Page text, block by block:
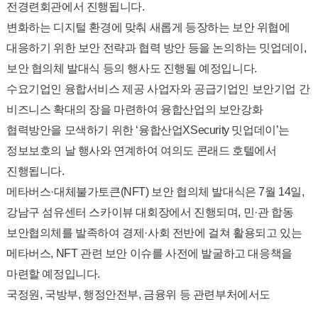
전경련회관에서 진행됩니다.
변화하는 디지털 환경에 맞춰 새롭게 등장하는 보안 위협에
대응하기 위한 보안 전략과 협력 방안 등을 논의하는 밋업데이,
보안 협의체 발대식 등의 행사도 진행될 예정입니다.
수요기업인 융합서비스 제공 사업자와 공급기업인 보안기업 간
비즈니스 확대의 장을 마련하여 융합산업의 보안강화
협력방안을 모색하기 위한 ‘융합산업XSecurity 밋업데이’는
정보보호의 날 행사와 연계하여 여의도 콘래드 호텔에서
진행됩니다.
메타버스·대체불가토큰(NFT) 보안 협의체 발대식은 7월 14일,
강남구 섬유센터 스카이뷰 대회장에서 진행되며, 민·관 합동
보안협의체를 발족하여 경제·사회 전반에 걸쳐 활용되고 있는
메타버스, NFT 관련 보안 이슈를 사전에 발굴하고 대응책을
마련할 예정입니다.
국정원, 국방부, 행정안전부, 금융위 등 관련부처에서도